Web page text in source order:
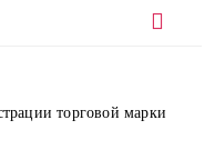
торговой марки